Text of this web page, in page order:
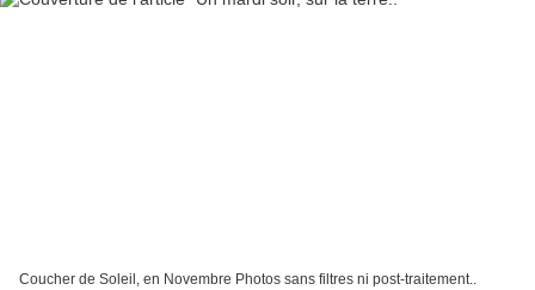
Coucher de Soleil, en Novembre Photos sans filtres ni post-traitement..